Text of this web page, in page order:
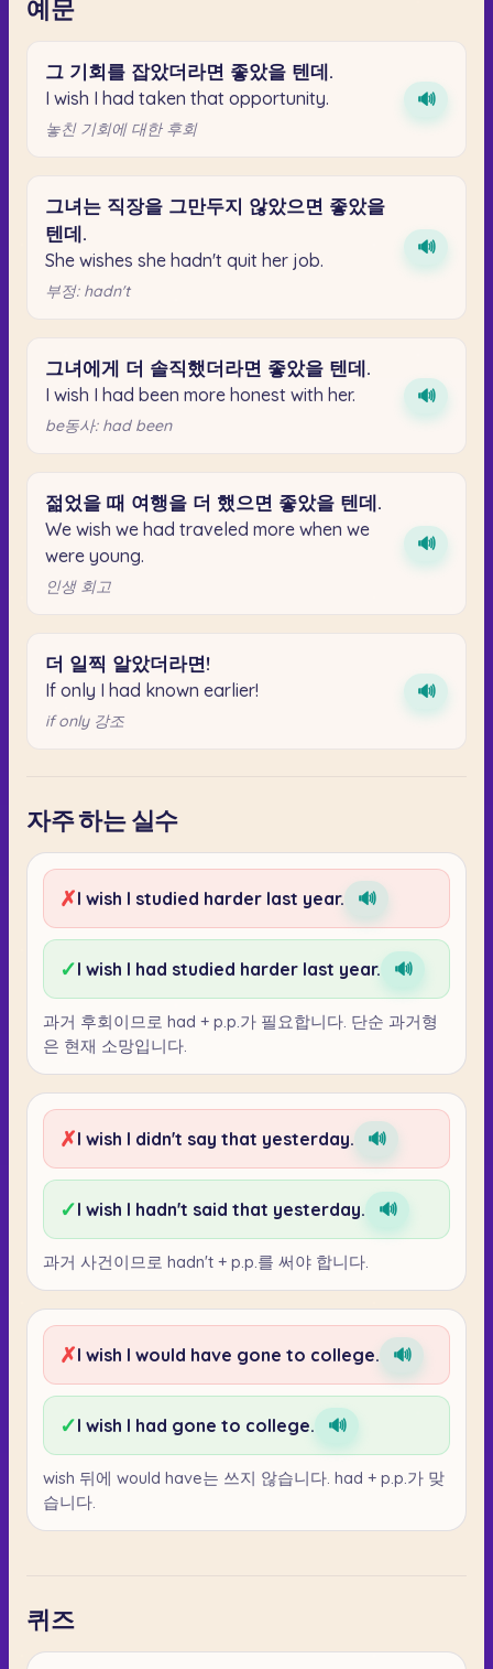
예문
그 기회를 잡았더라면 좋았을 텐데.
I wish I had taken that opportunity.
놓친 기회에 대한 후회
🔊
그녀는 직장을 그만두지 않았으면 좋았을
텐데.
She wishes she hadn't quit her job.
부정: hadn't
🔊
그녀에게 더 솔직했더라면 좋았을 텐데.
I wish I had been more honest with her.
be동사: had been
🔊
젊었을 때 여행을 더 했으면 좋았을 텐데.
We wish we had traveled more when we
were young.
인생 회고
🔊
더 일찍 알았더라면!
If only I had known earlier!
if only 강조
🔊
자주 하는 실수
✗I wish I studied harder last year. 🔊
✓I wish I had studied harder last year. 🔊
과거 후회이므로 had + p.p.가 필요합니다. 단순 과거형
은 현재 소망입니다.
✗I wish I didn't say that yesterday. 🔊
✓I wish I hadn't said that yesterday. 🔊
과거 사건이므로 hadn't + p.p.를 써야 합니다.
✗I wish I would have gone to college. 🔊
✓I wish I had gone to college. 🔊
wish 뒤에 would have는 쓰지 않습니다. had + p.p.가 맞
습니다.
퀴즈